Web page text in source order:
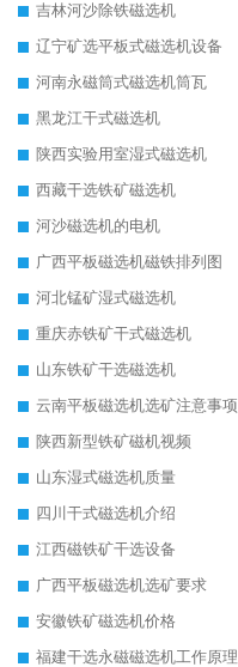
吉林河沙除铁磁选机
辽宁矿选平板式磁选机设备
河南永磁筒式磁选机筒瓦
黑龙江干式磁选机
陕西实验用室湿式磁选机
西藏干选铁矿磁选机
河沙磁选机的电机
广西平板磁选机磁铁排列图
河北锰矿湿式磁选机
重庆赤铁矿干式磁选机
山东铁矿干选磁选机
云南平板磁选机选矿注意事项
陕西新型铁矿磁机视频
山东湿式磁选机质量
四川干式磁选机介绍
江西磁铁矿干选设备
广西平板磁选机选矿要求
安徽铁矿磁选机价格
福建干选永磁磁选机工作原理